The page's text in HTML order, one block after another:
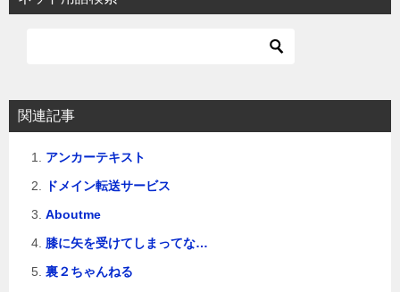
関連記事
アンカーテキスト
ドメイン転送サービス
Aboutme
膝に矢を受けてしまってな…
裏２ちゃんねる